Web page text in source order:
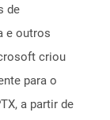
de
e outros
criou
para o
a partir de